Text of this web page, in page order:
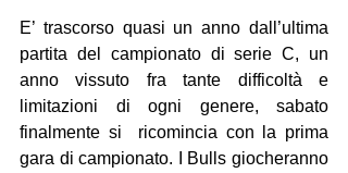
E’ trascorso quasi un anno dall’ultima
partita del campionato di serie C, un
anno vissuto fra tante difficoltà e
limitazioni di ogni genere, sabato
finalmente si  ricomincia con la prima